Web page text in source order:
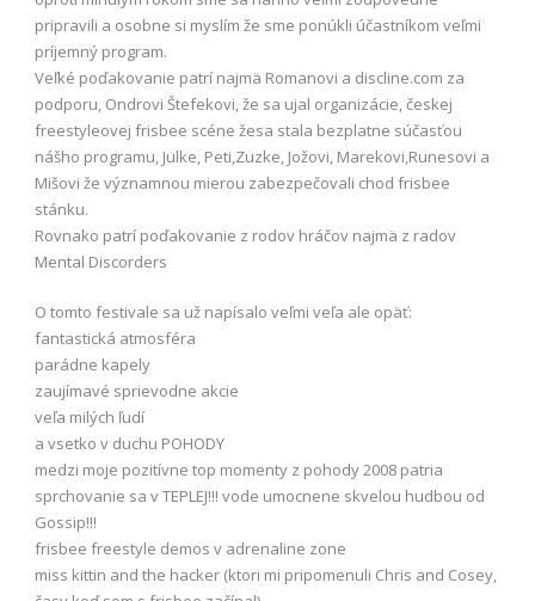
pripravili a osobne si myslím že sme ponúkli účastníkom veľmi
príjemný program.
Veľké poďakovanie patrí najmä Romanovi a discline.com za
podporu, Ondrovi Štefekovi, že sa ujal organizácie, českej
freestyleovej frisbee scéne žesa stala bezplatne súčasťou
nášho programu, Julke, Peti,Zuzke, Jožovi, Marekovi,Runesovi a
Mišovi že významnou mierou zabezpečovali chod frisbee
stánku.
Rovnako patrí poďakovanie z rodov hráčov najmä z radov
Mental Discorders
O tomto festivale sa už napísalo veľmi veľa ale opäť:
fantastická atmosféra
parádne kapely
zaujímavé sprievodne akcie
veľa milých ľudí
a vsetko v duchu POHODY
medzi moje pozitívne top momenty z pohody 2008 patria
sprchovanie sa v TEPLEJ!!! vode umocnene skvelou hudbou od
Gossip!!!
frisbee freestyle demos v adrenaline zone
miss kittin and the hacker (ktori mi pripomenuli Chris and Cosey,